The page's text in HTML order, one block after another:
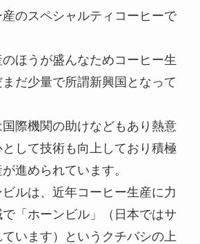
のスペシャルティコーヒーで
ほうが盛んなためコーヒー生
だ少量で所謂新興国となって
際機関の助けなどもあり熱意
して技術も向上しており積極
進められています。
ルは、近年コーヒー生産に力
「ホーンビル」（日本ではサ
います）というクチバシの上